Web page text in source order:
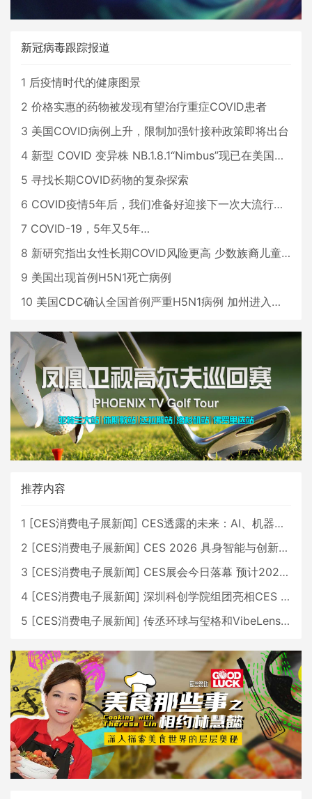
新冠病毒跟踪报道
1 后疫情时代的健康图景
2 价格实惠的药物被发现有望治疗重症COVID患者
3 美国COVID病例上升，限制加强针接种政策即将出台
4 新型 COVID 变异株 NB.1.8.1“Nimbus”现已在美国占据主导地位
5 寻找长期COVID药物的复杂探索
6 COVID疫情5年后，我们准备好迎接下一次大流行了吗？
7 COVID-19，5年又5年…
8 新研究指出女性长期COVID风险更高 少数族裔儿童存在差异
9 美国出现首例H5N1死亡病例
10 美国CDC确认全国首例严重H5N1病例 加州进入紧急状态
推荐内容
1 [CES消费电子展新闻] CES透露的未来：AI、机器人与智能生活大爆发
2 [CES消费电子展新闻] CES 2026 具身智能与创新领域 中国公司大放异彩
3 [CES消费电子展新闻] CES展会今日落幕 预计2026行业收入将超五千亿美元
4 [CES消费电子展新闻] 深圳科创学院组团亮相CES 广受好评
5 [CES消费电子展新闻] 传丞环球与玺格和VibeLens共同推出全新耳机